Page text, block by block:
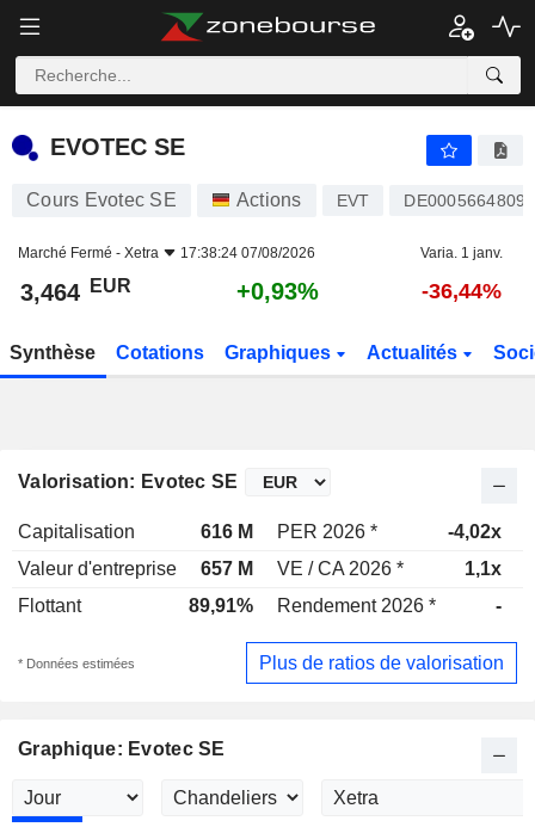
EVOTEC SE
EVOTEC SE
Cours Evotec SE Actions EVT DE0005664809
Marché Fermé - Xetra 17:38:24 07/08/2026 Varia. 1 janv.
3,464 EUR +0,93% -36,44%
Synthèse Cotations Graphiques Actualités
Valorisation: Evotec SE
Capitalisation 616 M PER 2026 * -4,02x
Valeur d'entreprise
657 M VE / CA 2026 * 1,1x
Flottant
89,91% Rendement 2026 * -
* Données estimées Plus de ratios de valorisation
Graphique: Evotec SE